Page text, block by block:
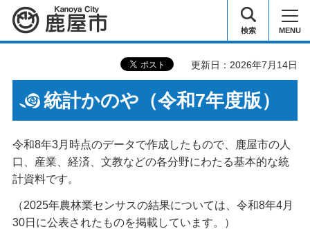
鹿屋市 検索 MENU
更新日：2026年7月14日
統計かのや（令和7年度版）
令和8年3月時点のデータで作成したもので、鹿屋市の人
口、産業、経済、文教などの各分野にわたる基本的な統
計資料です。
（2025年農林業センサスの結果については、令和8年4月
30日に公表されたものを掲載しています。）